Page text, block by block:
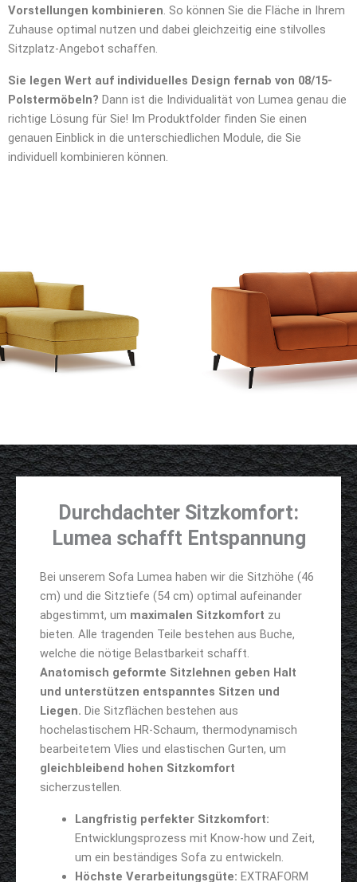
Vorstellungen kombinieren . So können Sie die Fläche in Ihrem
Zuhause optimal nutzen und dabei gleichzeitig eine stilvolles
Sitzplatz-Angebot schaffen.
Sie legen Wert auf individuelles Design fernab von 08/15-
Polstermöbeln? Dann ist die Individualität von Lumea genau die
richtige Lösung für Sie! Im Produktfolder finden Sie einen
genauen Einblick in die unterschiedlichen Module, die Sie
individuell kombinieren können.
Durchdachter Sitzkomfort:
Lumea schafft Entspannung
Bei unserem Sofa Lumea haben wir die Sitzhöhe (46
cm) und die Sitztiefe (54 cm) optimal aufeinander
abgestimmt, um maximalen Sitzkomfort zu
bieten. Alle tragenden Teile bestehen aus Buche,
welche die nötige Belastbarkeit schafft.
Anatomisch geformte Sitzlehnen geben Halt
und unterstützen entspanntes Sitzen und
Liegen. Die Sitzflächen bestehen aus
hochelastischem HR-Schaum, thermodynamisch
bearbeitetem Vlies und elastischen Gurten, um
gleichbleibend hohen Sitzkomfort
sicherzustellen.
Langfristig perfekter Sitzkomfort:
Entwicklungsprozess mit Know-how und Zeit,
um ein beständiges Sofa zu entwickeln.
Höchste Verarbeitungsgüte: EXTRAFORM